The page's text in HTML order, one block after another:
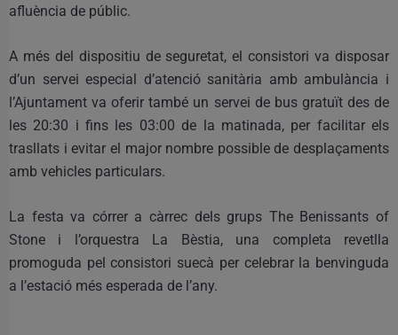
afluència de públic.
A més del dispositiu de seguretat, el consistori va disposar
d’un servei especial d’atenció sanitària amb ambulància i
l’Ajuntament va oferir també un servei de bus gratuït des de
les 20:30 i fins les 03:00 de la matinada, per facilitar els
trasllats i evitar el major nombre possible de desplaçaments
amb vehicles particulars.
La festa va córrer a càrrec dels grups The Benissants of
Stone i l’orquestra La Bèstia, una completa revetlla
promoguda pel consistori suecà per celebrar la benvinguda
a l’estació més esperada de l’any.